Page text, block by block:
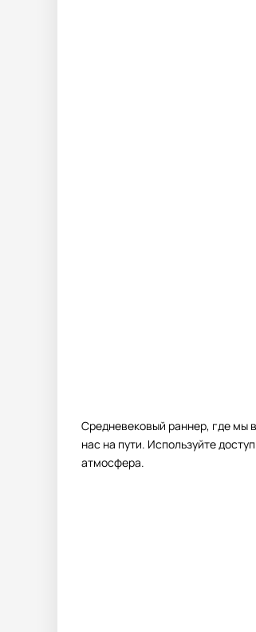
Средневековый раннер, где мы
нас на пути. Используйте
атмосфера.